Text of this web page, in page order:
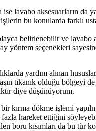
lavabo aksesuarların da
bu konularda farklı
belirlenebilir ve lavabo
yöntem seçenekleri
yardım alınan
tıkanık olduğu bölgeyi
diye düşünüyorum.
kırma dökme işlemi
hareket ettiğini
boru kısımları da bu tür